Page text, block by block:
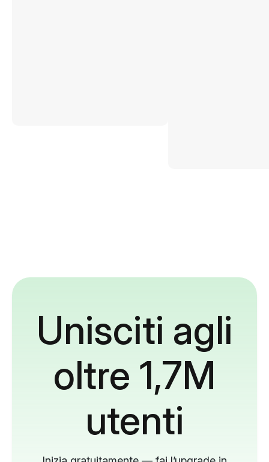
Unisciti agli
oltre 1,7M
utenti